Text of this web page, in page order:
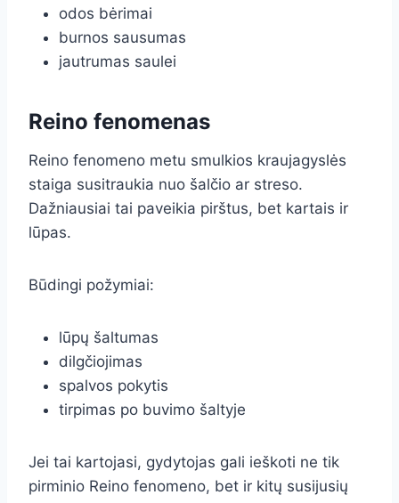
odos bėrimai
burnos sausumas
jautrumas saulei
Reino fenomenas
Reino fenomeno metu smulkios kraujagyslės
staiga susitraukia nuo šalčio ar streso.
Dažniausiai tai paveikia pirštus, bet kartais ir
lūpas.
Būdingi požymiai:
lūpų šaltumas
dilgčiojimas
spalvos pokytis
tirpimas po buvimo šaltyje
Jei tai kartojasi, gydytojas gali ieškoti ne tik
pirminio Reino fenomeno, bet ir kitų susijusių